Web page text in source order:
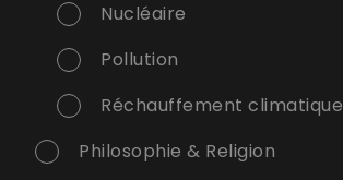
Nucléaire
Pollution
Réchauffement climatique
Philosophie & Religion